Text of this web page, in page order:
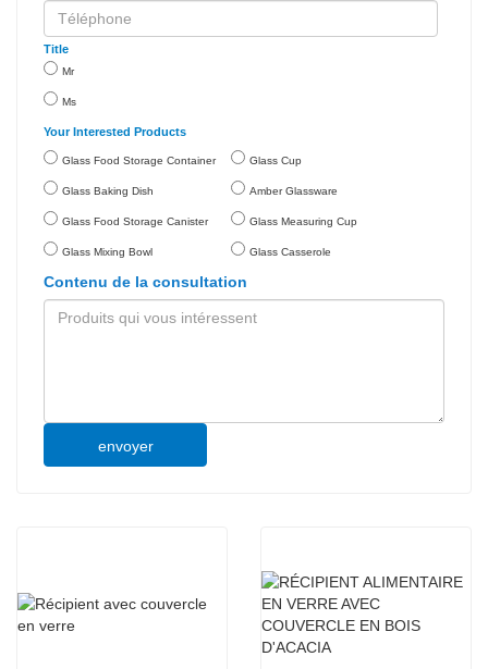
Title
Mr
Ms
Your Interested Products
Glass Food Storage Container
Glass Baking Dish
Glass Food Storage Canister
Glass Mixing Bowl
Glass Cup
Amber Glassware
Glass Measuring Cup
Glass Casserole
Contenu de la consultation
envoyer